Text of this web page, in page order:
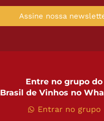
Assine nossa
Entre no grupo do
Brasil de Vinhos no
Entrar no grupo